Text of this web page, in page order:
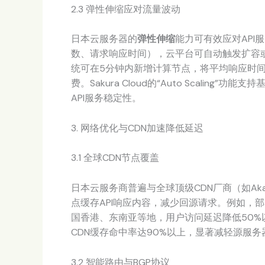
2.3 弹性伸缩应对流量波动
日本云服务器的弹性伸缩能力可有效应对API
数、请求响应时间），云平台可自动触发扩
统可在5分钟内新增计算节点，将平均响应时
费。Sakura Cloud的“Auto Scaling”功能支持
API服务稳定性。
3. 网络优化与CDN加速降低延迟
3.1 全球CDN节点覆盖
日本云服务商普遍与全球顶级CDN厂商（如
点缓存API响应内容，减少回源请求。例如，
国香港、东南亚等地，用户访问延迟降低
CDN缓存命中率达90%以上，显著减轻源服
3.2 智能路由与BGP协议